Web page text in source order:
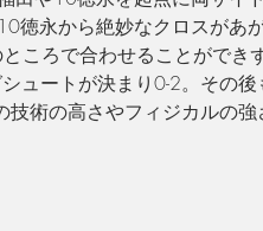
10徳永から絶妙なクロスがあ
ころで合わせることができ
ュートが決まり0-2。 その後
術の高さやフィジカルの強